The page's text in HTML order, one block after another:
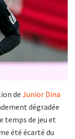
de Junior Dina
dégradée
temps de jeu et
été écarté du